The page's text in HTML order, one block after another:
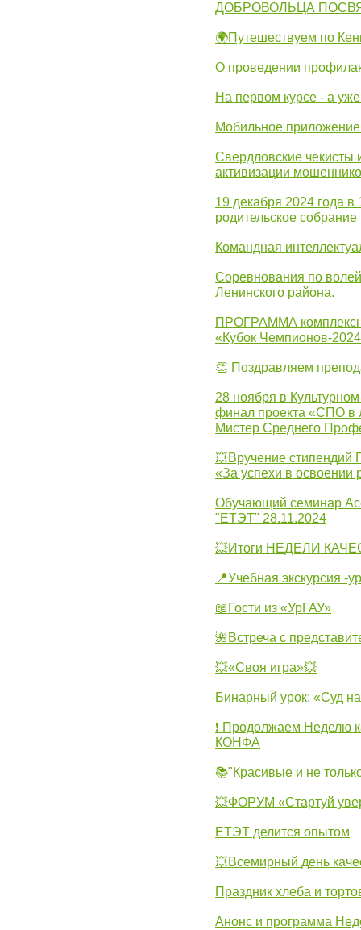
ДОБРОВОЛЬЦА
🌍Путешествуем по
О проведении
На первом курсе - а
Мобильное
Свердловские
активизации
19 декабря 2024 года
родительское собрание
Командная
Соревнования по
Ленинского района.
ПРОГРАММА
«Кубок Чемпионов-
👏 Поздравляем
28 ноября в
финал проекта «СПО в
Мистер Среднего
💥Вручение стипендий
«За успехи в освоении
Обучающий семинар
"ЕТЭТ" 28.11.2024
💥Итоги НЕДЕЛИ
📍Учебная экскурсия -
📖Гости из «УрГАУ»
🌺Встреча с
💥«Своя игра»💥
Бинарный урок: «Суд
❗ Продолжаем Неделю
КОНФА
📚"Красивые и не
💥ФОРУМ «Стартуй
ЕТЭТ делится опытом
💥Всемирный день
Праздник хлеба и
Анонс и программа